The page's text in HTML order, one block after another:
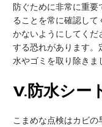
防ぐために非常に重
ることを常に確認し
かないようにしてくだ
する恐れがあります。
水やゴミを取り除きま
V.防水シー
こまめな点検はカビの